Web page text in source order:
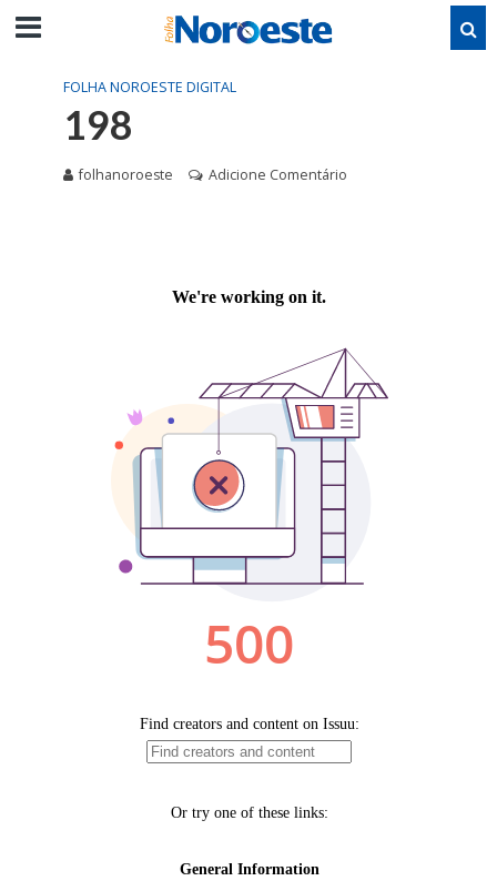
FOLHA NOROESTE DIGITAL
198
folhanoroeste Adicione Comentário